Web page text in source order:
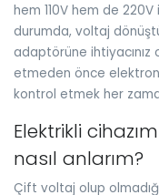
hem 110V hem de
durumda, voltaj
adaptörüne ihtiyacınız
etmeden önce
kontrol etmek her
Elektrikli
nasıl anlarım?
Çift voltaj olup